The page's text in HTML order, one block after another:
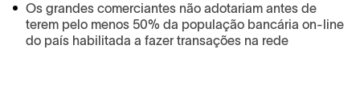
Os grandes comerciantes não adotariam antes de
terem pelo menos 50% da população bancária on-line
do país habilitada a fazer transações na rede